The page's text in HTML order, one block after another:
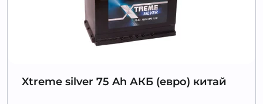
Xtreme silver 75 Ah АКБ (евро) китай